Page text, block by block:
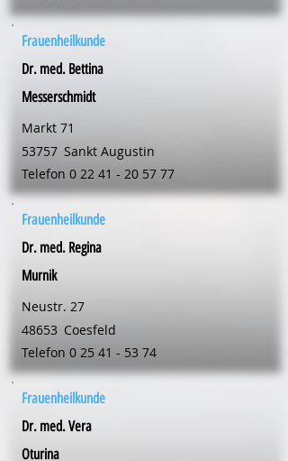
Frauenheilkunde
Dr. med. Bettina
Messerschmidt
Markt 71
53757 Sankt Augustin
Telefon 0 22 41 - 20 57 77
Frauenheilkunde
Dr. med. Regina
Murnik
Neustr. 27
48653 Coesfeld
Telefon 0 25 41 - 53 74
Frauenheilkunde
Dr. med. Vera
Oturina